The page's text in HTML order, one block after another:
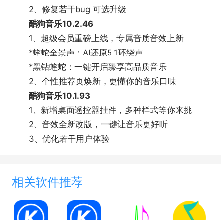
2、修复若干bug 可选升级
酷狗音乐10.2.46
1、超级会员重磅上线，专属音质音效上新
*蝰蛇全景声：AI还原5.1环绕声
*黑钻蝰蛇：一键开启臻享高品质音乐
2、个性推荐页焕新，更懂你的音乐口味
酷狗音乐10.1.93
1、新增桌面遥控器挂件，多种样式等你来挑
2、音效全新改版，一键让音乐更好听
3、优化若干用户体验
相关软件推荐